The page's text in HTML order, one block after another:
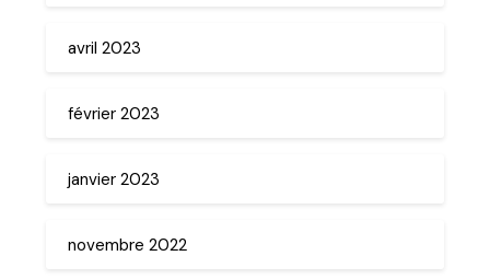
avril 2023
février 2023
janvier 2023
novembre 2022